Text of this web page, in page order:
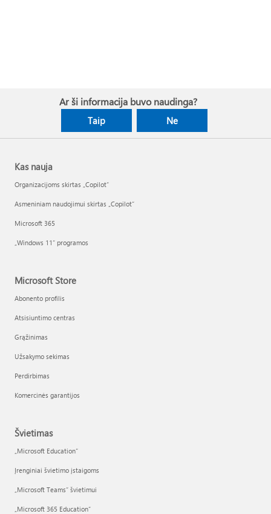
Ar ši informacija buvo naudinga?
Taip Ne
Kas nauja
Organizacijoms skirtas „Copilot“
Asmeniniam naudojimui skirtas „Copilot“
Microsoft 365
„Windows 11“ programos
Microsoft Store
Abonento profilis
Atsisiuntimo centras
Grąžinimas
Užsakymo sekimas
Perdirbimas
Komercinės garantijos
Švietimas
„Microsoft Education“
Įrenginiai švietimo įstaigoms
„Microsoft Teams“ švietimui
„Microsoft 365 Education“